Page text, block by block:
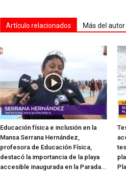
Artículo relacionados Más del autor
Educación física e inclusión en la
Mansa Serrana Hernández,
profesora de Educación Física,
destacó la importancia de la playa
accesible inaugurada en la Parada...